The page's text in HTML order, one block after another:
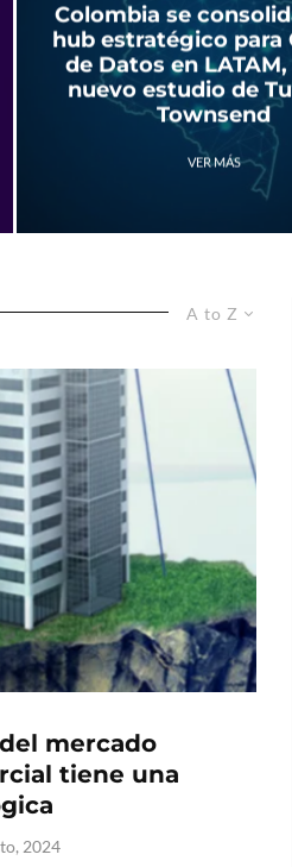
Colombia se
hub estratégico para
de Datos en
nuevo estudio de
Townsend
VER MÁS
A to Z
mercado
tiene una
2024